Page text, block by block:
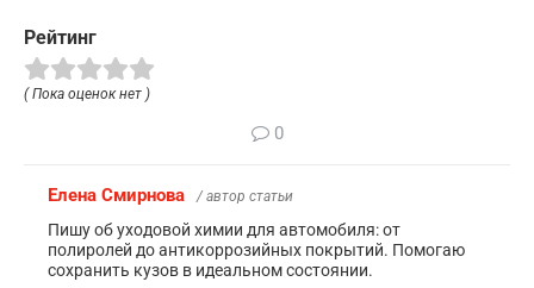
Рейтинг
( Пока оценок нет )
0
Елена Смирнова / автор статьи
Пишу об уходовой химии для автомобиля: от
полиролей до антикоррозийных покрытий. Помогаю
сохранить кузов в идеальном состоянии.